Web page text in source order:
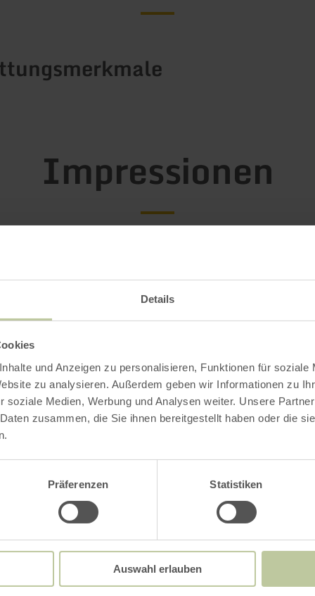
Details
und Anzeigen zu personalisieren, Funktionen für soziale
zu analysieren. Außerdem geben wir Informationen zu
soziale Medien, Werbung und Analysen weiter. Unsere
zusammen, die Sie ihnen bereitgestellt haben oder die
Präferenzen Statistiken
Auswahl erlauben
Impressionen